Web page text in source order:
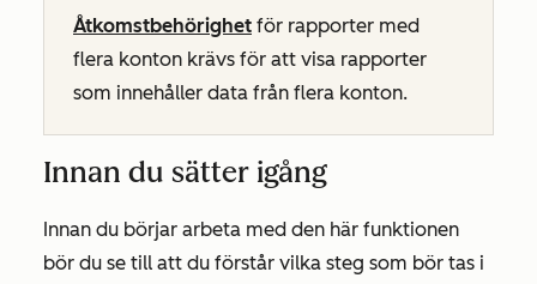
Åtkomstbehörighet för rapporter med
flera konton krävs för att visa rapporter
som innehåller data från flera konton.
Innan du sätter igång
Innan du börjar arbeta med den här funktionen
bör du se till att du förstår vilka steg som bör tas i